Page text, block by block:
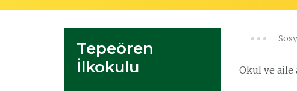
Tepeören
İlkokulu
Okul ve aile